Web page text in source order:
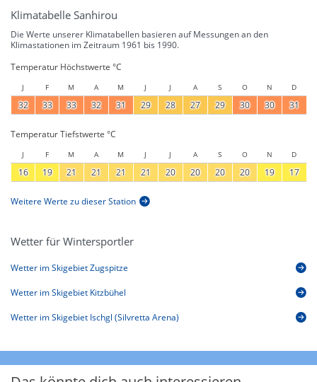
Klimatabelle Sanhirou
Die Werte unserer Klimatabellen basieren auf Messungen an den
Klimastationen im Zeitraum 1961 bis 1990.
Temperatur Höchstwerte °C
J F M A M J J A S O N D
32 33 33 32 31 29 28 27 29 30 30 31
Temperatur Tiefstwerte °C
J F M A M J J A S O N D
16 19 21 21 21 21 20 20 20 20 19 17
Weitere Werte zu dieser Station
Wetter für Wintersportler
Wetter im Skigebiet Zugspitze
Wetter im Skigebiet Kitzbühel
Wetter im Skigebiet Ischgl (Silvretta Arena)